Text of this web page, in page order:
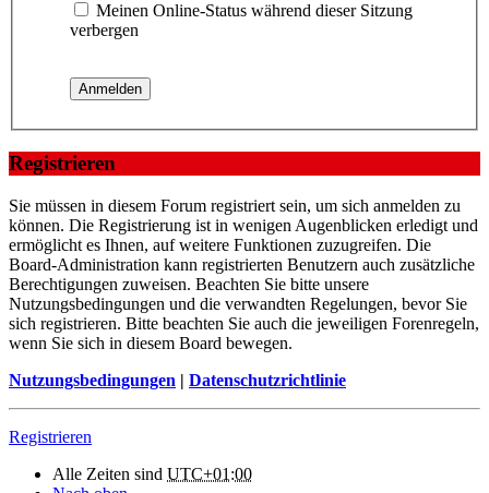
Meinen Online-Status während dieser Sitzung
verbergen
Registrieren
Sie müssen in diesem Forum registriert sein, um sich anmelden zu
können. Die Registrierung ist in wenigen Augenblicken erledigt und
ermöglicht es Ihnen, auf weitere Funktionen zuzugreifen. Die
Board-Administration kann registrierten Benutzern auch zusätzliche
Berechtigungen zuweisen. Beachten Sie bitte unsere
Nutzungsbedingungen und die verwandten Regelungen, bevor Sie
sich registrieren. Bitte beachten Sie auch die jeweiligen Forenregeln,
wenn Sie sich in diesem Board bewegen.
Nutzungsbedingungen | Datenschutzrichtlinie
Registrieren
Alle Zeiten sind UTC+01:00